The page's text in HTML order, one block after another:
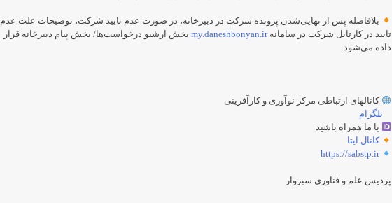
بلافاصله پس از نهایی‌شدن پرونده شرکت در دبیرخانه، در صورت عدم تایید شرکت، توضیحات علت عدم
تایید در کارتابل شرکت در سامانهmy.daneshbonyan.irبخش آرشیو درخواست‌ها/ بخش پیام دبیرخانه قرار
داده می‌­شود.
کانالهای ارتباطی مرکز نوآوری و کارآفرینی
تلگرام
با ما همراه باشید
کانال ایتا
https://sabstp.ir
پردیس علم و فناوری سبزوار